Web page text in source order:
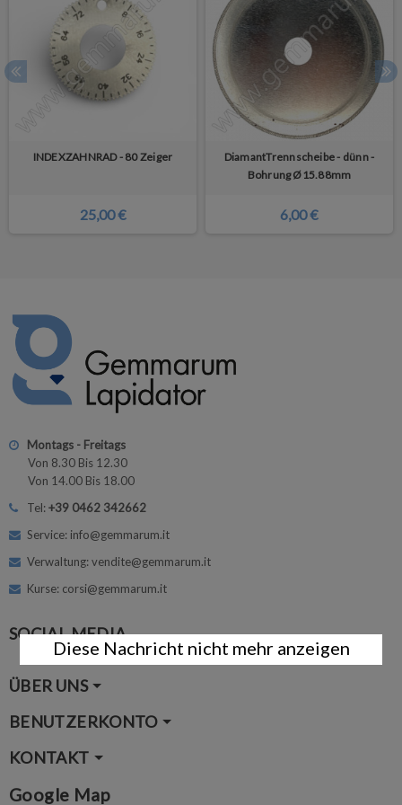
INDEXZAHNRAD - 80 Zeiger
25,00 €
DiamantTrennscheibe - dünn -
Bohrung Ø15.88mm
6,00 €
Montags - Freitags
Von 8.30 Bis 12.30
Von 14.00 Bis 18.00
Tel:+39 0462 342662
Service: info@gemmarum.it
Verwaltung: vendite@gemmarum.it
Kurse: corsi@gemmarum.it
SOCIAL MEDIA
ÜBER UNS
BENUTZERKONTO
KONTAKT
Google Map
Diese Nachricht nicht mehr anzeigen